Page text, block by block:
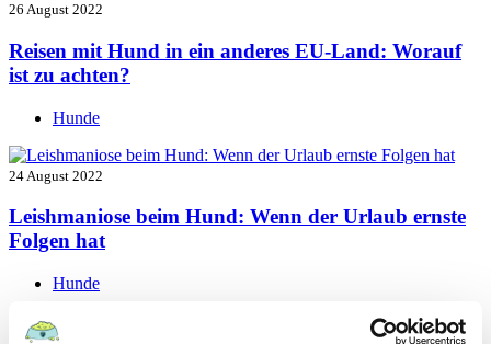
26 August 2022
Reisen mit Hund in ein anderes EU-Land: Worauf
ist zu achten?
Hunde
24 August 2022
Leishmaniose beim Hund: Wenn der Urlaub ernste
Folgen hat
Hunde